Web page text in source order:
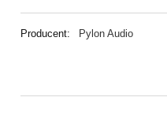
Producent: Pylon Audio